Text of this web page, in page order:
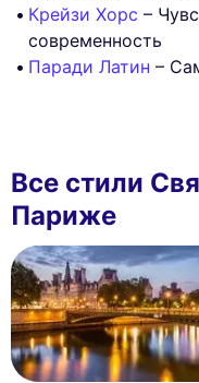
Крейзи Хорс –
современность
Паради Латин –
Все стили
Париже